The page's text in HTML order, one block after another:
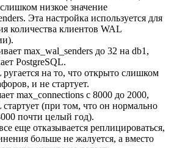
низкое значение
Эта настройка используется для
количества клиентов WAL
max_wal_senders до 32 на db1,
PostgreSQL.
ругается на то, что открыто слишком
и не стартует.
max_connections с 8000 до 2000,
стартует (при том, что он нормально
почти целый год).
еще отказывается реплицироваться,
больше не жалуется, а вместо